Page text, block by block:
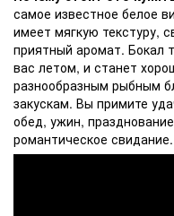
самое известное белое
имеет мягкую текстуру,
приятный аромат. Бокал
вас летом, и станет
разнообразным рыбным
закускам. Вы примите
обед, ужин,
романтическое свидание.